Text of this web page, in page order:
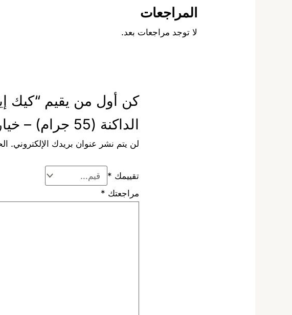
المراجعات
لا توجد مراجعات بعد.
كن أول من يقيم “كيك
الداكنة (55 جرام) – خيارات الجملة”
لن يتم نشر عنوان بريدك الإلكتروني.
تقييمك *
مراجعتك *